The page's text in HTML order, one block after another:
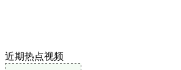
近期热点视频